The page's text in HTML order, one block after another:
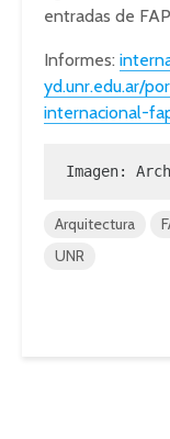
entradas de
Informes:
yd.unr.edu.ar/
internacional-
Imagen:
Arquitectura
UNR